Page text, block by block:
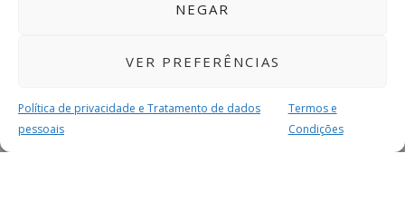
NEGAR
VER PREFERÊNCIAS
Política de privacidade e Tratamento de dados
pessoais
Termos e
Condições